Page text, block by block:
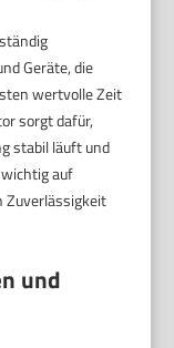
Geräte, die
wertvolle Zeit
sorgt dafür,
stabil läuft und
auf
Zuverlässigkeit
und